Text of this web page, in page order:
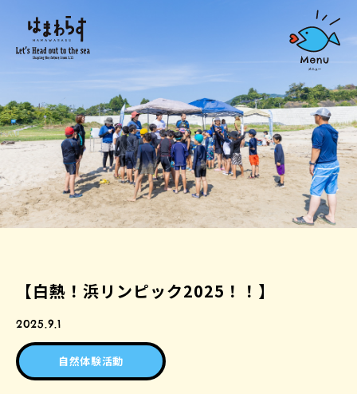
【白熱！浜リンピック2025！！】
2025.9.1
自然体験活動